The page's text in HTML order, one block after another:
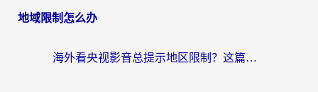
地域限制怎么办
海外看央视影音总提示地区限制？这篇教你选对回国加速器，流畅追剧不踩坑